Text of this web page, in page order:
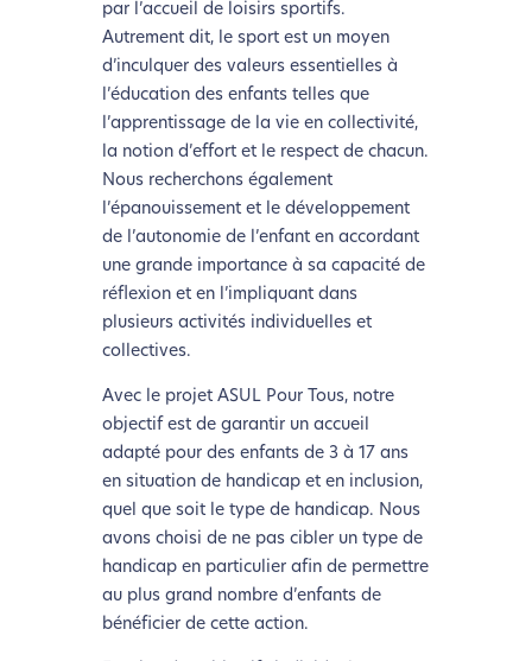
par l’accueil de loisirs sportifs.
Autrement dit, le sport est un moyen
d’inculquer des valeurs essentielles à
l’éducation des enfants telles que
l’apprentissage de la vie en collectivité,
la notion d’effort et le respect de chacun.
Nous recherchons également
l’épanouissement et le développement
de l’autonomie de l’enfant en accordant
une grande importance à sa capacité de
réflexion et en l’impliquant dans
plusieurs activités individuelles et
collectives.
Avec le projet ASUL Pour Tous, notre
objectif est de garantir un accueil
adapté pour des enfants de 3 à 17 ans
en situation de handicap et en inclusion,
quel que soit le type de handicap. Nous
avons choisi de ne pas cibler un type de
handicap en particulier afin de permettre
au plus grand nombre d’enfants de
bénéficier de cette action.